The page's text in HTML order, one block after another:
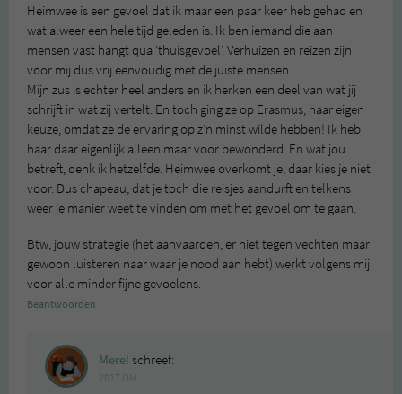
Heimwee is een gevoel dat ik maar een paar keer heb gehad en
wat alweer een hele tijd geleden is. Ik ben iemand die aan
mensen vast hangt qua ‘thuisgevoel’. Verhuizen en reizen zijn
voor mij dus vrij eenvoudig met de juiste mensen.
Mijn zus is echter heel anders en ik herken een deel van wat jij
schrijft in wat zij vertelt. En toch ging ze op Erasmus, haar eigen
keuze, omdat ze de ervaring op z’n minst wilde hebben! Ik heb
haar daar eigenlijk alleen maar voor bewonderd. En wat jou
betreft, denk ik hetzelfde. Heimwee overkomt je, daar kies je niet
voor. Dus chapeau, dat je toch die reisjes aandurft en telkens
weer je manier weet te vinden om met het gevoel om te gaan.
Btw, jouw strategie (het aanvaarden, er niet tegen vechten maar
gewoon luisteren naar waar je nood aan hebt) werkt volgens mij
voor alle minder fijne gevoelens.
Beantwoorden
Merel schreef: